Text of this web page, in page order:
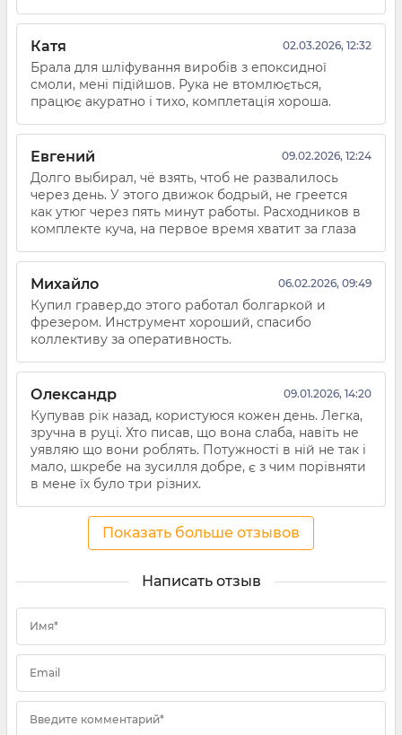
Катя 02.03.2026, 12:32
Брала для шліфування виробів з епоксидної
смоли, мені підійшов. Рука не втомлюється,
працює акуратно і тихо, комплетація хороша.
Евгений 09.02.2026, 12:24
Долго выбирал, чё взять, чтоб не развалилось
через день. У этого движок бодрый, не греется
как утюг через пять минут работы. Расходников в
комплекте куча, на первое время хватит за глаза
Михайло 06.02.2026, 09:49
Купил гравер,до этого работал болгаркой и
фрезером. Инструмент хороший, спасибо
коллективу за оперативность.
Олександр 09.01.2026, 14:20
Купував рік назад, користуюся кожен день. Легка,
зручна в руці. Хто писав, що вона слаба, навіть не
уявляю що вони роблять. Потужності в ній не так і
мало, шкребе на зусилля добре, є з чим порівняти
в мене їх було три різних.
Показать больше отзывов
Написать отзыв
Имя*
Email
Введите комментарий*